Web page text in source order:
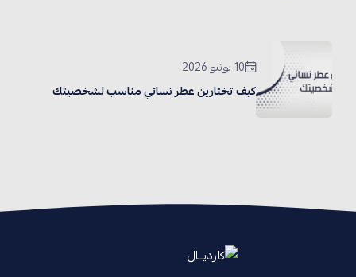
10 يونيو 2026
كيف تختارين عطر نسائي مناسب لشخصيتك